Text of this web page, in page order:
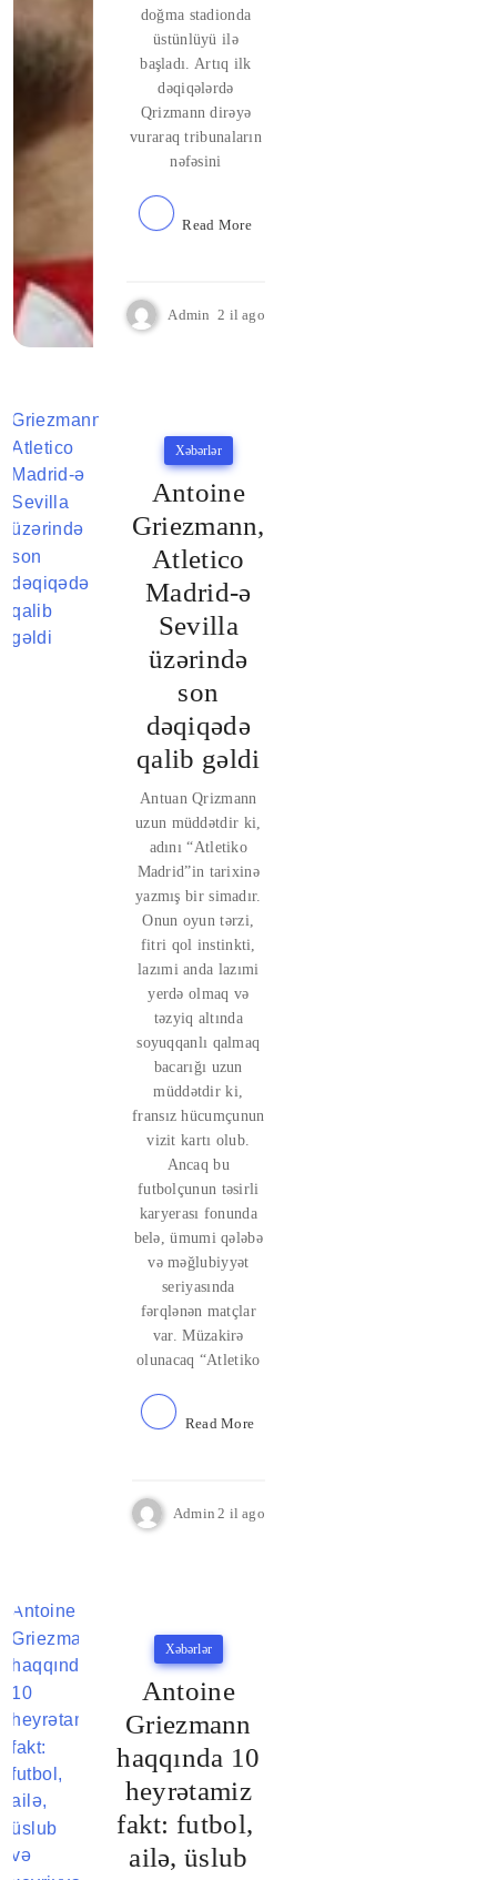
doğma stadionda
üstünlüyü ilə
başladı. Artıq ilk
dəqiqələrdə
Qrizmann dirəyə
vuraraq tribunaların
nəfəsini
Read More
Admin 2 il ago
Xəbərlər
Antoine
Griezmann,
Atletico
Madrid-ə
Sevilla
üzərində
son
dəqiqədə
qalib gəldi
Antuan Qrizmann
uzun müddətdir ki,
adını “Atletiko
Madrid”in tarixinə
yazmış bir simadır.
Onun oyun tərzi,
fitri qol instinkti,
lazımi anda lazımi
yerdə olmaq və
təzyiq altında
soyuqqanlı qalmaq
bacarığı uzun
müddətdir ki,
fransız hücumçunun
vizit kartı olub.
Ancaq bu
futbolçunun təsirli
karyerası fonunda
belə, ümumi qələbə
və məğlubiyyət
seriyasında
fərqlənən matçlar
var. Müzakirə
olunacaq “Atletiko
Read More
Admin 2 il ago
Xəbərlər
Antoine
Griezmann
haqqında 10
heyrətamiz
fakt: futbol, ​​
ailə, üslub